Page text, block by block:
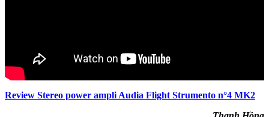
Review Stereo power ampli Audia Flight Strumento n°4 MK2